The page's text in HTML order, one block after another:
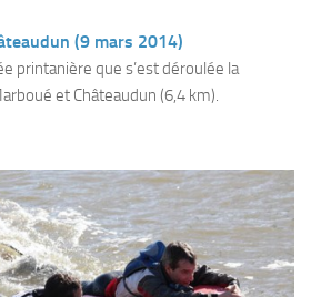
(9 mars 2014)
printanière que s’est déroulée la
et Châteaudun (6,4 km).